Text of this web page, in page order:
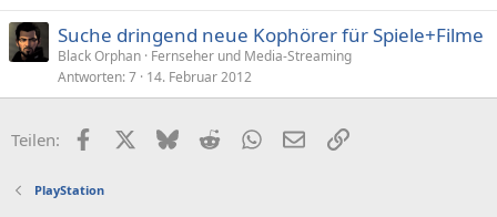
Suche dringend neue Kophörer für Spiele+Filme
Black Orphan Fernseher und Media-Streaming
Antworten 7 14. Februar 2012
Teilen: FacebookX (Twitter)
BlueskyRedditWhatsApp
E-MailLink
PlayStation